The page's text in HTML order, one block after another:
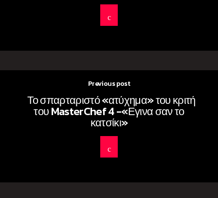
Previous post
Το σπαρταριστό «ατύχημα» του κριτή
του MasterChef 4 -«Εγινα σαν το
κατσίκι»